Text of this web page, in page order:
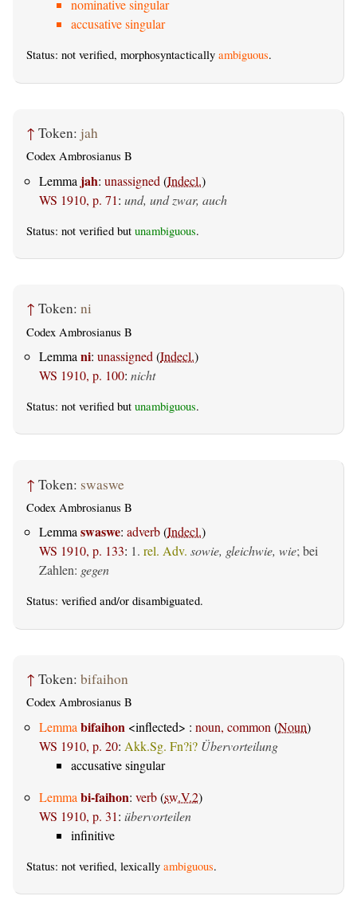
nominative singular
accusative singular
Status: not verified, morphosyntactically ambiguous.
↑ Token: jah
Codex Ambrosianus B
Lemma jah: unassigned (Indecl.)
WS 1910, p. 71: und, und zwar, auch
Status: not verified but unambiguous.
↑ Token: ni
Codex Ambrosianus B
Lemma ni: unassigned (Indecl.)
WS 1910, p. 100: nicht
Status: not verified but unambiguous.
↑ Token: swaswe
Codex Ambrosianus B
Lemmaswaswe: adverb(Indecl.)
WS 1910, p. 133: 1. rel. Adv. sowie, gleichwie, wie; bei
Zahlen: gegen
Status: verified and/or disambiguated.
↑ Token: bifaihon
Codex Ambrosianus B
Lemma bifaihon <inflected> : noun, common (Noun)
WS 1910, p. 20: Akk.Sg. Fn?i? Übervorteilung
accusative singular
Lemma bi-faihon: verb(sw.V.2)
WS 1910, p. 31: übervorteilen
infinitive
Status: not verified, lexically ambiguous.